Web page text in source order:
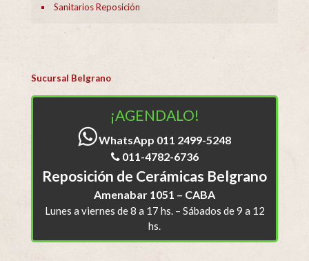
Sanitarios Reposición
Sucursal Belgrano
¡AGENDALO!
WhatsApp 011 2499-5248
011-4782-6736
Reposición de Cerámicas Belgrano
Amenabar 1051 – CABA
Lunes a viernes de 8 a 17 hs. – Sábados de 9 a 12
hs.